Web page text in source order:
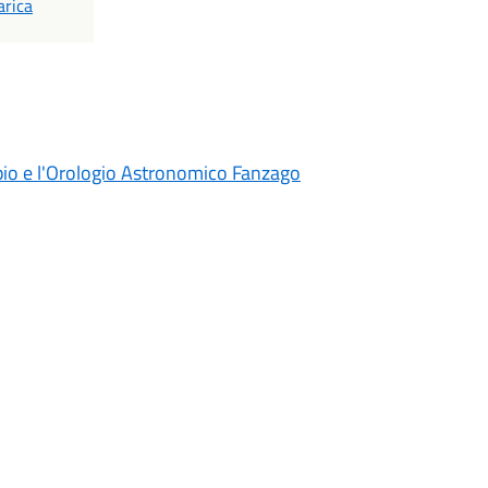
e l'Orologio Astronomico Fanzago